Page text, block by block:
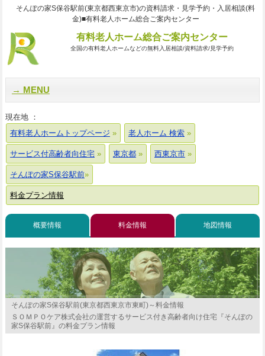
そんぽの家S保谷駅前(東京都西東京市)の資料請求・見学予約・入居相談(料
金)■有料老人ホーム総合ご案内センター
有料老人ホーム総合ご案内センター
全国の有料老人ホームなどの無料入居相談/資料請求/見学予約
MENU
現在地 ：
有料老人ホームトップページ
老人ホーム 検索
サービス付高齢者向住宅 東京都 西東京市
そんぽの家S保谷駅前
料金プラン情報
概要情報 料金情報 地図情報
そんぽの家S保谷駅前(東京都西東京市東町)～料金情報
ＳＯＭＰＯケア株式会社の運営するサービス付き高齢者向け住宅『そんぽの
家S保谷駅前』の料金プラン情報